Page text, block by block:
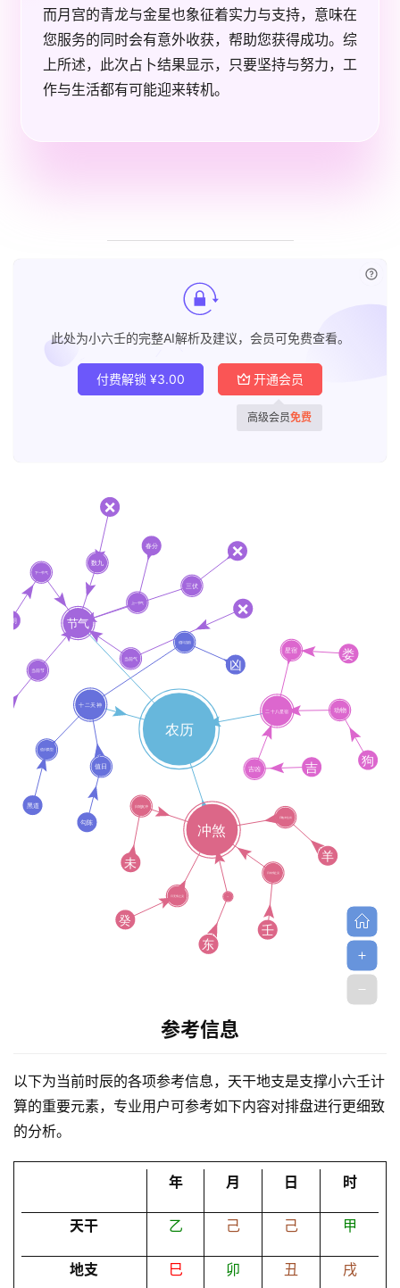
页
黄
历
卜
而月宫的青龙与金星也象征着实力与支持，意味在
您服务的同时会有意外收获，帮助您获得成功。综
上所述，此次占卜结果显示，只要坚持与努力，工
作与生活都有可能迎来转机。
此处为小六壬的完整AI解析及建议，会员可免费查看。
付费解锁 ¥3.00 开通会员
高级会员免费
参考信息
以下为当前时辰的各项参考信息，天干地支是支撑小六壬计
算的重要元素，专业用户可参考如下内容对排盘进行更细致
的分析。
年 月 日 时
天干 乙 己 己 甲
地支 巳 卯 丑 戌